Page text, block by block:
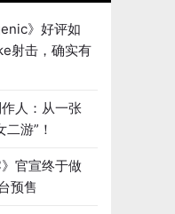
》好评如
射击，确实有
人：从一张
游”！
官宣终于做
预售